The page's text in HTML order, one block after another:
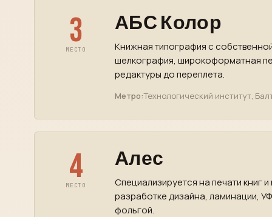
3
МЕСТО
АБС Колор
Книжная типография с
шелкография, широкоформатная
редактуры до переплета.
Метро:Технологический институт,
4
МЕСТО
Алес
Специализируется на печати книг
разработке дизайна, ламинации,
фольгой.